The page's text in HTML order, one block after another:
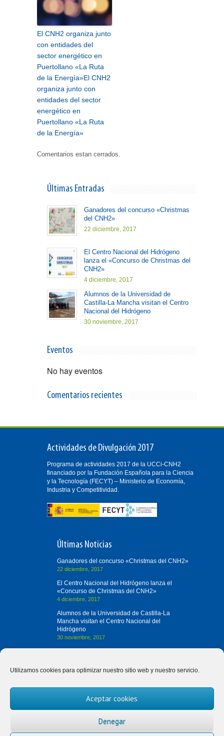
Utilizamos cookies para optimizar nuestro sitio web y nuestro servicio.
Aceptar cookies
Denegar
El CNH2 organiza junto
con entidades del
sector energético en
Puertollano «La Ruta
de la Energía»El CNH2
organiza junto con
entidades del sector
energético en
Puertollano «La Ruta
de la Energía»
Comentarios estan cerrados.
Últimas Entradas
Ganadores del concurso «Christmas
del CNH2»
22 diciembre, 2017
El Centro Nacional del Hidrógeno
lanza el «Concurso de Christmas del
CNH2»
4 diciembre, 2017
Alumnos de la Universidad de
Castilla-La Mancha visitan el Centro
Nacional del Hidrógeno
30 noviembre, 2017
Eventos
No hay eventos
Comentarios recientes
Actividades de Divulgación 2017
Programa de actividades 2017 de la UCCi-CNH2
financiado por la Fundación Española para la Ciencia
y la Tecnología (FECYT) – Ministerio de Economía,
Industria y Competitividad.
Últimas Noticias
Ganadores del concurso «Christmas del CNH2»
22 diciembre, 2017
El Centro Nacional del Hidrógeno lanza el
«Concurso de Christmas del CNH2»
4 diciembre, 2017
Alumnos de la Universidad de Castilla-La
Mancha visitan el Centro Nacional del
Hidrógeno
30 noviembre, 2017
Contacta con Nosotros
(+34) 926 420 682
divulgah2@cnh2.es
13500 Puertollano (Ciudad Real)